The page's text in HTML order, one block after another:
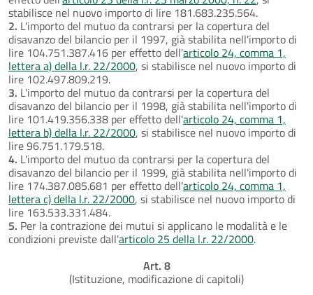
stabilisce nel nuovo importo di lire 181.683.235.564.
2. L'importo del mutuo da contrarsi per la copertura del
disavanzo del bilancio per il 1997, già stabilita nell'importo di
lire 104.751.387.416 per effetto dell'articolo 24, comma 1,
lettera a) della l.r. 22/2000, si stabilisce nel nuovo importo di
lire 102.497.809.219.
3. L'importo del mutuo da contrarsi per la copertura del
disavanzo del bilancio per il 1998, già stabilita nell'importo di
lire 101.419.356.338 per effetto dell'articolo 24, comma 1,
lettera b) della l.r. 22/2000, si stabilisce nel nuovo importo di
lire 96.751.179.518.
4. L'importo del mutuo da contrarsi per la copertura del
disavanzo del bilancio per il 1999, già stabilita nell'importo di
lire 174.387.085.681 per effetto dell'articolo 24, comma 1,
lettera c) della l.r. 22/2000, si stabilisce nel nuovo importo di
lire 163.533.331.484.
5. Per la contrazione dei mutui si applicano le modalità e le
condizioni previste dall'articolo 25 della l.r. 22/2000.
Art. 8
(Istituzione, modificazione di capitoli)